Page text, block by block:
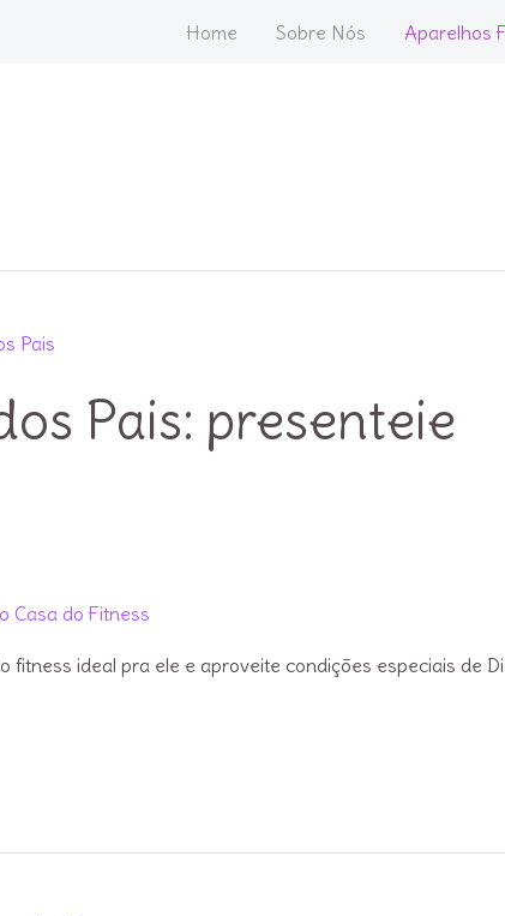
Home Sobre Nós Aparelhos
Pais: presenteie
Casa do Fitness
ideal pra ele e aproveite condições especiais de